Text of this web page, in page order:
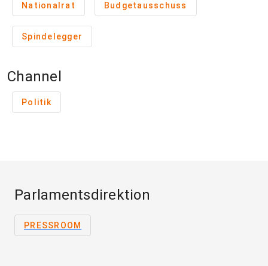
Nationalrat Budgetausschuss
Spindelegger
Channel
Politik
Parlamentsdirektion
PRESSROOM